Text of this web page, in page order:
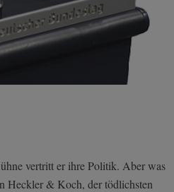
vertritt er ihre Politik. Aber was
Heckler & Koch, der tödlichsten